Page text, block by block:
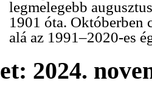
legmelegebb
1901 óta. Októberben
alá az 1991–2020-es
2024.